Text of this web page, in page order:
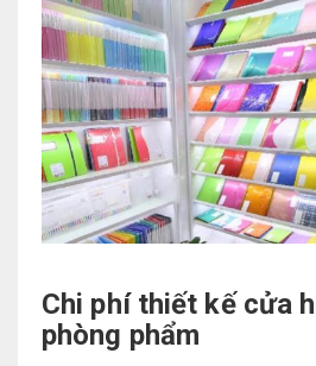
Chi phí thiết kế cửa
phòng phẩm